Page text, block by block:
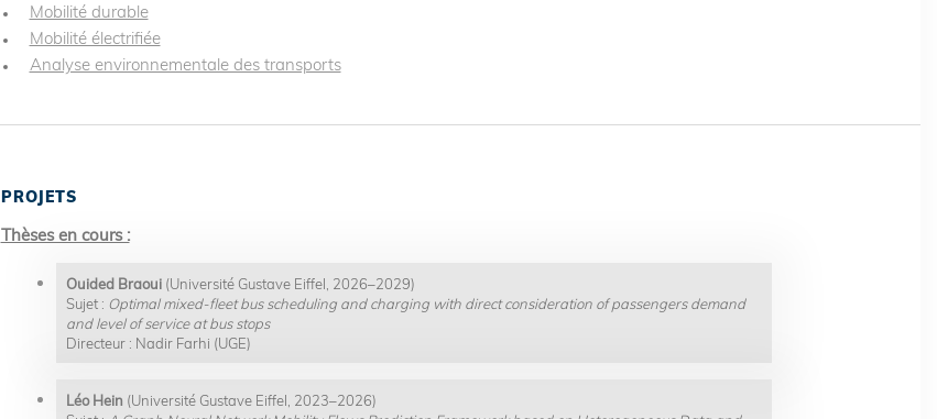
Mobilité durable
Mobilité électrifiée
Analyse environnementale des transports
PROJETS
Thèses en cours :
Ouided Braoui (Université Gustave Eiffel, 2026–2029)
Sujet : Optimal mixed-fleet bus scheduling and charging with direct consideration of passengers demand
and level of service at bus stops
Directeur : Nadir Farhi (UGE)
Léo Hein (Université Gustave Eiffel, 2023–2026)